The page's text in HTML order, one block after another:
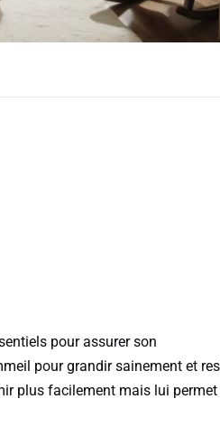
pour assurer son
pour grandir sainement et
plus facilement mais lui permet